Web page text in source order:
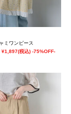
ミワンピース
¥1,897(税込) -75%OFF-